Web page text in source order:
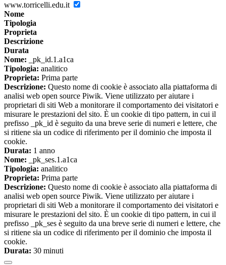
www.torricelli.edu.it
Nome
Tipologia
Proprieta
Descrizione
Durata
Nome: _pk_id.1.a1ca
Tipologia: analitico
Proprieta: Prima parte
Descrizione: Questo nome di cookie è associato alla piattaforma di
analisi web open source Piwik. Viene utilizzato per aiutare i
proprietari di siti Web a monitorare il comportamento dei visitatori e
misurare le prestazioni del sito. È un cookie di tipo pattern, in cui il
prefisso _pk_id è seguito da una breve serie di numeri e lettere, che
si ritiene sia un codice di riferimento per il dominio che imposta il
cookie.
Durata: 1 anno
Nome: _pk_ses.1.a1ca
Tipologia: analitico
Proprieta: Prima parte
Descrizione: Questo nome di cookie è associato alla piattaforma di
analisi web open source Piwik. Viene utilizzato per aiutare i
proprietari di siti Web a monitorare il comportamento dei visitatori e
misurare le prestazioni del sito. È un cookie di tipo pattern, in cui il
prefisso _pk_ses è seguito da una breve serie di numeri e lettere, che
si ritiene sia un codice di riferimento per il dominio che imposta il
cookie.
Durata: 30 minuti